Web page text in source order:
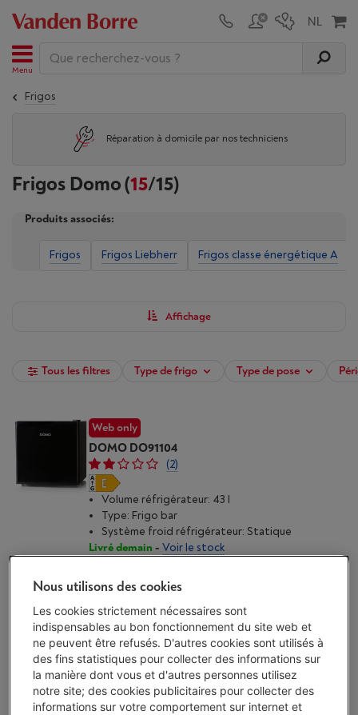
Menu
Frigos
Réparation à domicile par nos techniciens
Frigos Domo(15/15)
Produits associés:
Frigos Frigos Liebherr Frigos classe énergétique A
Affichage
Tous les filtres Type de frigo Type de pose
Web only
DOMO DO91104
(2)
Volume réfrigérateur: 43 l
Type: Frigo bar
Système froid réfrigérateur: Statique
Livré demain - Voir le stock
Comparer
DOMO DO91306C
(5)
Nous utilisons des cookies
Les cookies strictement nécessaires sont
indispensables au bon fonctionnement du site web et
ne peuvent être refusés. D'autres cookies sont utilisés à
des fins statistiques pour collecter des informations sur
la manière dont vous et d'autres personnes utilisez
notre site; des cookies publicitaires pour collecter des
informations sur votre comportement sur internet et